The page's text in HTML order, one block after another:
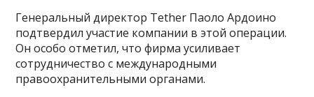
Генеральный директор Tether Паоло Ардоино
подтвердил участие компании в этой операции.
Он особо отметил, что фирма усиливает
сотрудничество с международными
правоохранительными органами.